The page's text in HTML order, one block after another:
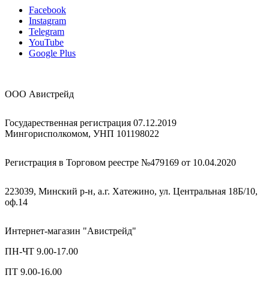
Facebook
Instagram
Telegram
YouTube
Google Plus
ООО Авистрейд
Государественная регистрация 07.12.2019
Мингорисполкомом, УНП 101198022
Регистрация в Торговом реестре №479169 от 10.04.2020
223039, Минский р-н, а.г. Хатежино, ул. Центральная 18Б/10,
оф.14
Интернет-магазин "Авистрейд"
ПН-ЧТ 9.00-17.00
ПТ 9.00-16.00